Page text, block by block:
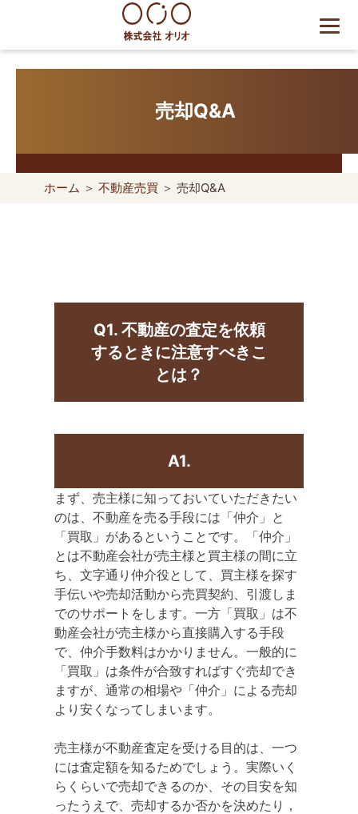
content
世田谷区の相続・空き家・借
却・買取は株式会社Orio
売却Q&A
ホーム ＞不動産売買 ＞ 売却Q&A
Q1. 不動産の査定を依頼
するときに注意すべきこ
とは？
A1.
まず、売主様に知っておいていただきたい
のは、不動産を売る手段には「仲介」と
「買取」があるということです。「仲介」
とは不動産会社が売主様と買主様の間に立
ち、文字通り仲介役として、買主様を探す
手伝いや売却活動から売買契約、引渡しま
でのサポートをします。一方「買取」は不
動産会社が売主様から直接購入する手段
で、仲介手数料はかかりません。一般的に
「買取」は条件が合致すればすぐ売却でき
ますが、通常の相場や「仲介」による売却
より安くなってしまいます。
売主様が不動産査定を受ける目的は、一つ
には査定額を知るためでしょう。実際いく
らくらいで売却できるのか、その目安を知
ったうえで、売却するか否かを決めたり，